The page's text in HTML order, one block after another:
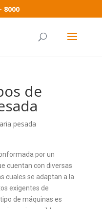
8000
de
por un
cuentan con diversas
cuales se adaptan a la
exigentes de
de máquinas es